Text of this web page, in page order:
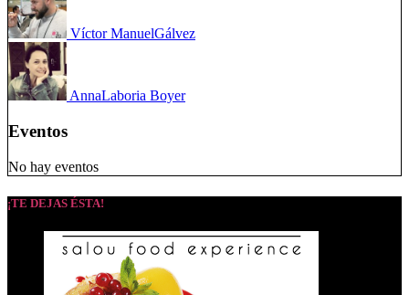
Víctor ManuelGálvez
AnnaLaboria Boyer
Eventos
No hay eventos
¡TE DEJAS ÉSTA!